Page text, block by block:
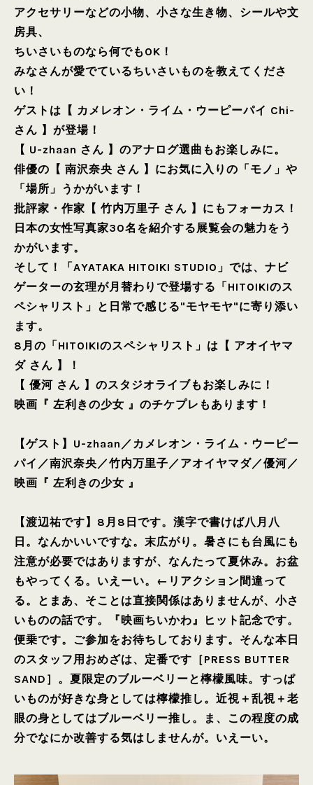
アクセサリーなどの小物、小さな生き物、シールや文
房具、
ちいさいものなら何でもOK！
みなさんが愛でているちいさいものを教えてくださ
い！
ゲストは【 カメレオン・ライム・ウーピーパイ Chi-
さん 】が登場！
【 U-zhaan さん 】のアナログ選曲もお楽しみに。
俳優の【 南沢奈央 さん 】にお気に入りの「モノ」や
「場所」うかがいます！
批評家・作家【 竹内万里子 さん 】にもフォーカス！
日本の女性写真家30名を紹介する展覧会の魅力をう
かがいます。
そして！「AYATAKA HITOIKI STUDIO」では、ナビ
ゲーターの玄理が月替わりで登場する「HITOIKIのス
ペシャリスト」と日常で感じる"モヤモヤ"に寄り添い
ます。
8月の「HITOIKIのスペシャリスト」は【 アオイヤマ
ダ さん 】！
【 優河 さん 】のスタジオライブもお楽しみに！
映画『 左利きの少女 』のチケプレもあります！
【ゲスト】 U-zhaan ／カメレオン・ライム・ウーピー
パイ ／南沢奈央／竹内万里子／アオイヤマダ／優河／
映画『 左利きの少女 』
【渡辺祐です】8月8日です。漢字で書けば八月八
日。なんかいいですな。末広がり。暑さにも台風にも
注意が必要ではありますが、なんたって夏休み。お盆
もやってくる。いえーい。←リアクション間違って
る。とまあ、そことは直接関係はありませんが、小さ
いものの話です。『映画ちいかわ』ヒット記念です。
便乗です。ご参加をお待ちしております。そんな本日
のスタッフ用おめざは、定番です［PRESS BUTTER
SAND］。夏限定のブルーベリーと檸檬風味。すっぱ
いものが好きな身としては檸檬推し。近視＋乱視＋老
眼の身としてはブルーベリー推し。ま、この程度の成
分でなにか改善する気はしませんが。いえーい。